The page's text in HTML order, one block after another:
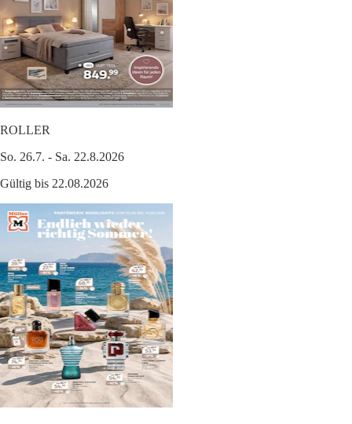
ROLLER
So. 26.7. - Sa. 22.8.2026
Gültig bis 22.08.2026